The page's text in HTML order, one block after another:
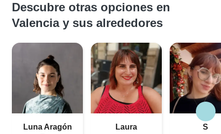
Descubre otras opciones en
Valencia y sus alrededores
Luna Aragón
Laura S